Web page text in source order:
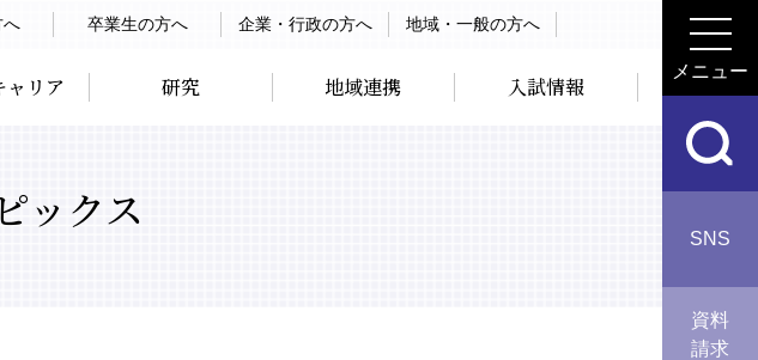
へ 卒業生の方へ 企業・行政の方へ 地域・一般の方へ
ャリア 研究 地域連携 入試情報
メニュー
SNS
資料
請求
ックス